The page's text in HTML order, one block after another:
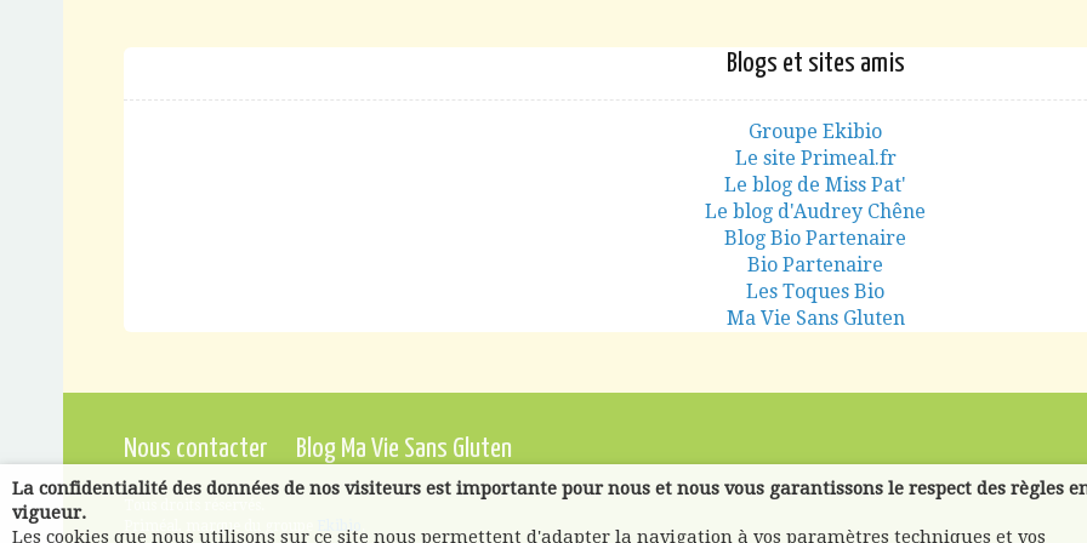
Blogs et sites amis
Groupe Ekibio
Le site Primeal.fr
Le blog de Miss Pat'
Le blog d'Audrey Chêne
Blog Bio Partenaire
Bio Partenaire
Les Toques Bio
Ma Vie Sans Gluten
Nous contacter Blog Ma Vie Sans Gluten
Priméal, marque du groupe
Ekibio
La confidentialité des données de nos visiteurs est importante pour nous et nous vous garantissons le respect des règles
vigueur.
Les cookies que nous utilisons sur ce site nous permettent d'adapter la navigation à vos paramètres techniques et vos